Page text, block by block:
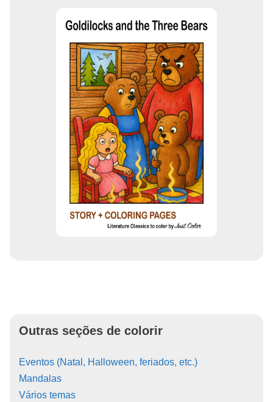
Outras seções de colorir
Eventos (Natal, Halloween, feriados, etc.)
Mandalas
Vários temas